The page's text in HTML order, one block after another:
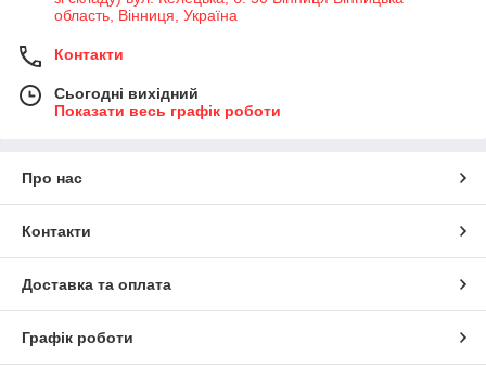
область, Вінниця, Україна
Контакти
Сьогодні вихідний
Показати весь графік роботи
Про нас
Контакти
Доставка та оплата
Графік роботи